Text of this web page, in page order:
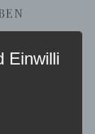
Felder sind mit
Einwilli